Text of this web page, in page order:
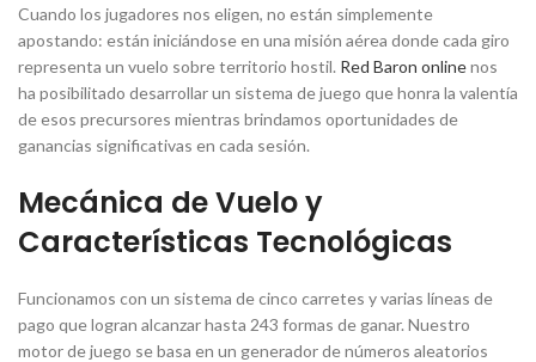
Cuando los jugadores nos eligen, no están simplemente
apostando: están iniciándose en una misión aérea donde cada giro
representa un vuelo sobre territorio hostil. Red Baron onlinenos
ha posibilitado desarrollar un sistema de juego que honra la valentía
de esos precursores mientras brindamos oportunidades de
ganancias significativas en cada sesión.
Mecánica de Vuelo y
Características Tecnológicas
Funcionamos con un sistema de cinco carretes y varias líneas de
pago que logran alcanzar hasta 243 formas de ganar. Nuestro
motor de juego se basa en un generador de números aleatorios